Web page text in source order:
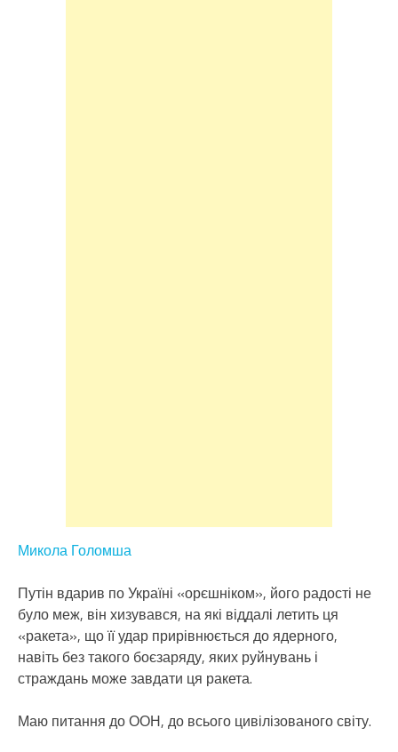
Микола Голомша
Путін вдарив по Україні «орєшніком», його радості не
було меж, він хизувався, на які віддалі летить ця
«ракета», що її удар прирівнюється до ядерного,
навіть без такого боєзаряду, яких руйнувань і
страждань може завдати ця ракета.
Маю питання до ООН, до всього цивілізованого світу.